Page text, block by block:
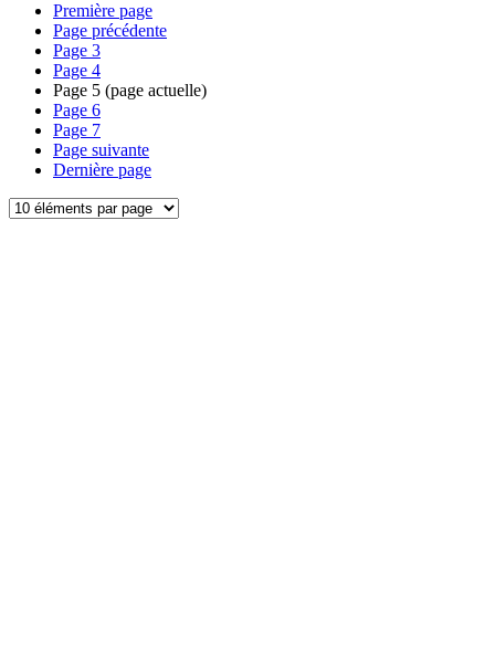
Première page
Page précédente
Page 3
Page 4
Page 5 (page actuelle)
Page 6
Page 7
Page suivante
Dernière page